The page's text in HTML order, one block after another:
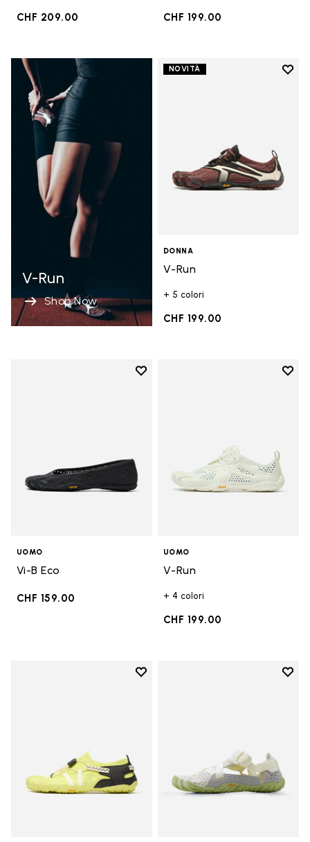
CHF 209.00 CHF 199.00
V-Run
Shop Now
NOVITÀ
Add
DONNA
V-Run
+ 5 colori
CHF 199.00
Add to wishlist
UOMO
Vi-B Eco
CHF 159.00
Add
UOMO
V-Run
+ 4 colori
CHF 199.00
Add to wishlist
Add